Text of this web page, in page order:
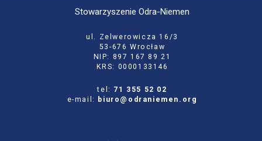
Stowarzyszenie Odra-Niemen
ul. Zelwerowicza 16/3
53-676 Wrocław
NIP: 897 167 89 21
KRS: 0000133146
tel: 71 355 52 02
e-mail:
biuro@odraniemen.org